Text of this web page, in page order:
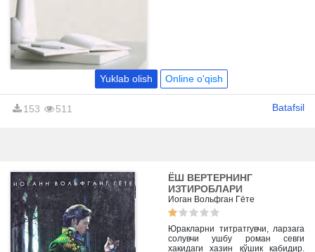
Yuklab olish Online o'qish
153 511 Batafsil
ЁШ ВЕРТЕРНИНГ
ИЗТИРОБЛАРИ
Иоган Вольфган Гёте
Юракларни титратгувчи, ларзага
солувчи ушбу роман севги
хакидаги хазин қўшик кабидир.